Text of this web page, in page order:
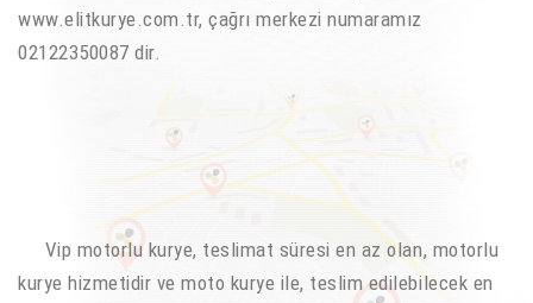
www.elitkurye.com.tr, çağrı merkezi numaramız
02122350087 dir.
Vip motorlu kurye, teslimat süresi en az olan, motorlu
kurye hizmetidir ve moto kurye ile, teslim edilebilecek en